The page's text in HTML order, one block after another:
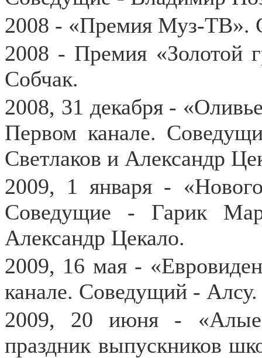
2008 - «Премия Муз-ТВ».
2008 - Премия «Золотой
Собчак.
2008, 31 декабря -
Первом канале.
Светлаков и Александр
2009, 1 января -
Соведущие - Гарик
Александр Цекало.
2009, 16 мая -
канале. Соведущий - Алсу.
2009, 20 июня - «Алые
праздник выпускников